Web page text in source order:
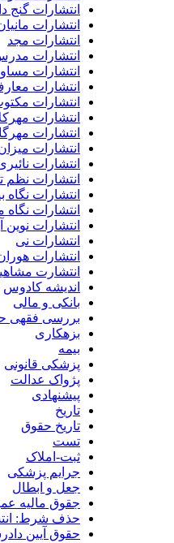
انتشارات گنج
انتشارات
انتشارات مجد
انتشارات
انتشارات
انتشارات
انتشارات
انتشارات
انتشارات
انتشارات
انتشارات
انتشارات نظم
انتشارات نگاه
انتشارات نگاه
انتشارات نوین
انتشارات نی
انتشارات
انتشارت
اندیشه کادوس
بانکی و مالی
بررسی فقهی
بزهکاری
بیمه
پزشکی قانونی
پژواک عدالت
پیشنهادی
تاریخ
تاریخ حقوق
تست
ثبت-املاک
جرایم پزشکی
جعل و ابطال
جقوق مالیه
حذف شرط:
حقوق آیین